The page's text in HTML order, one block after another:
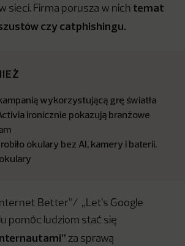
sieci. Firma porusza w nich temat
czy catphishingu.
wykorzystującą grę światła
ironicznie pokazują branżowe
okulary bez AI, kamery i baterii.
Better”/ „Let’s Google
pomóc ludziom stać się
za sprawą